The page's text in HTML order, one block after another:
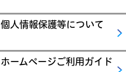
個人情報保護等について
ホームページご利用ガイド